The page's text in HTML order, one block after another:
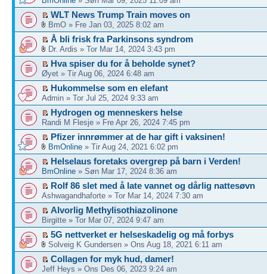
WLT News Trump Train moves on
BmO » Fre Jan 03, 2025 8:02 am
Å bli frisk fra Parkinsons syndrom
Dr. Ardis » Tor Mar 14, 2024 3:43 pm
Hva spiser du for å beholde synet?
Øyet » Tir Aug 06, 2024 6:48 am
Hukommelse som en elefant
Admin » Tor Jul 25, 2024 9:33 am
Hydrogen og menneskers helse
Randi M Flesje » Fre Apr 26, 2024 7:45 pm
Pfizer innrømmer at de har gift i vaksinen!
BmOnline » Tir Aug 24, 2021 6:02 pm
Helselaus foretaks overgrep på barn i Verden!
BmOnline » Søn Mar 17, 2024 8:36 am
Rolf 86 slet med å late vannet og dårlig nattesøvn
Ashwagandhaforte » Tor Mar 14, 2024 7:30 am
Alvorlig Methylisothiazolinone
Birgitte » Tor Mar 07, 2024 9:47 am
5G nettverket er helseskadelig og må forbys
Solveig K Gundersen » Ons Aug 18, 2021 6:11 am
Collagen for myk hud, damer!
Jeff Heys » Ons Des 06, 2023 9:24 am